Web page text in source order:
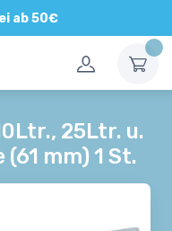
ab 50€
25Ltr. u.
mm) 1 St.